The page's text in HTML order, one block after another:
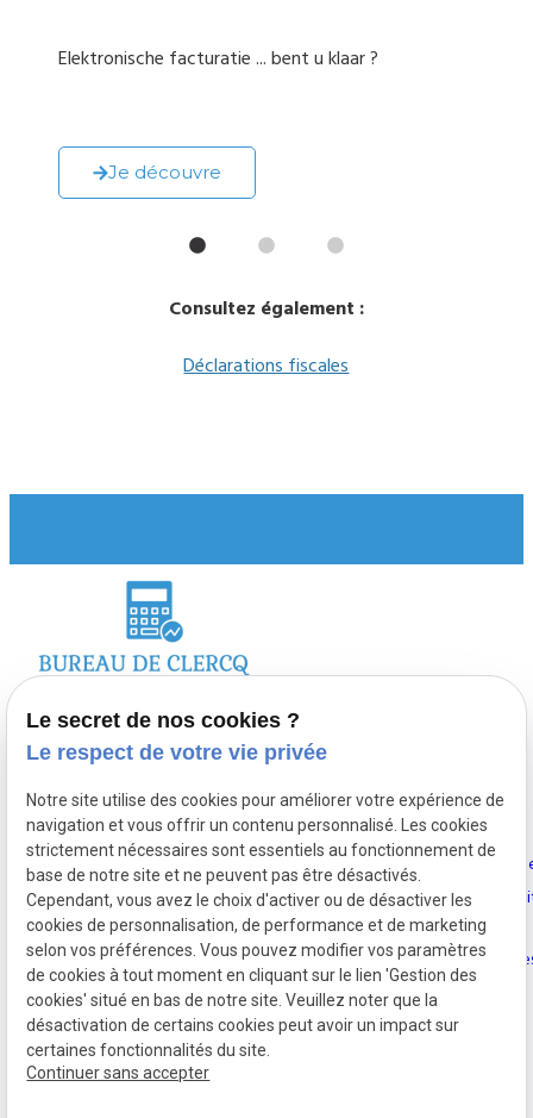
Elektronische facturatie ... bent u klaar ?
Je découvre
Consultez également :
Déclarations fiscales
Nathalie DE CLERCQ vous
accompagne
personnellement lors de
la gestion de votre
comptabilité.
Clercq
Actualités
Contact
Plan du site
légales
Politique
Gestion
Le secret de nos cookies ?
Le respect de votre vie privée
Notre site utilise des cookies pour améliorer votre expérience de
navigation et vous offrir un contenu personnalisé. Les cookies
strictement nécessaires sont essentiels au fonctionnement de
base de notre site et ne peuvent pas être désactivés.
Cependant, vous avez le choix d'activer ou de désactiver les
cookies de personnalisation, de performance et de marketing
selon vos préférences. Vous pouvez modifier vos paramètres
de cookies à tout moment en cliquant sur le lien 'Gestion des
cookies' situé en bas de notre site. Veuillez noter que la
désactivation de certains cookies peut avoir un impact sur
certaines fonctionnalités du site.
Continuer sans accepter